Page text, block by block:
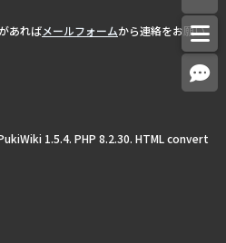
あればメールフォームから連絡をお願い
1.5.4. PHP 8.2.30. HTML convert